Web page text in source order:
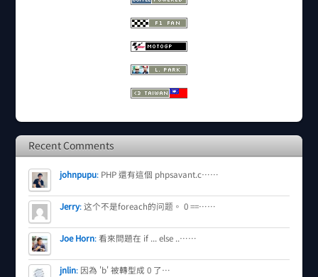
Recent Comments
johnpupu: PHP 還有這個 phpsavant.c……
Jerry:这个不是foreach的问题。 0 ==……
Joe Horn:看來問題在 if ... else ..……
jnlin: 因為 'b' 被轉型成 0 了…